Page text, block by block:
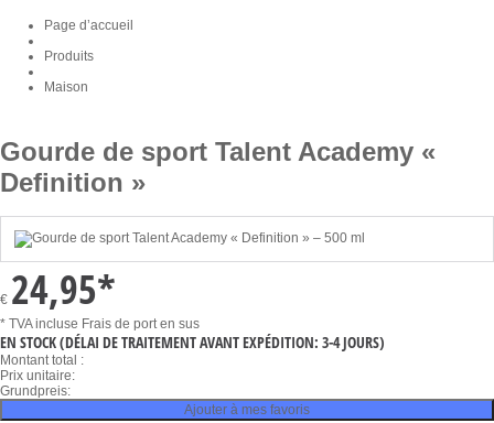
Page d’accueil
Produits
Maison
Gourde de sport Talent Academy «
Definition »
€ 24,95*
* TVA incluse Frais de port en sus
EN STOCK(DÉLAI DE TRAITEMENT AVANT EXPÉDITION: 3-4 JOURS)
Montant total :
Prix unitaire:
Grundpreis:
Ajouter à mes favoris